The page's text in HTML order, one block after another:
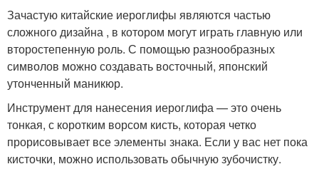
Зачастую китайские иероглифы являются частью
сложного дизайна , в котором могут играть главную или
второстепенную роль. С помощью разнообразных
символов можно создавать восточный, японский
утонченный маникюр.
Инструмент для нанесения иероглифа — это очень
тонкая, с коротким ворсом кисть, которая четко
прорисовывает все элементы знака. Если у вас нет пока
кисточки, можно использовать обычную зубочистку.